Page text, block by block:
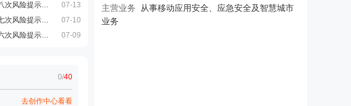
国华退:关于公司股票进入退市整理期交易的第八次风险提示公告
07-13
国华退:关于公司股票进入退市整理期交易的第七次风险提示公告
07-10
国华退:关于公司股票进入退市整理期交易的第六次风险提示公告
07-09
0/40
去创作中心看看
主营业务
从事移动应用安全、应急安全及智慧城市
业务